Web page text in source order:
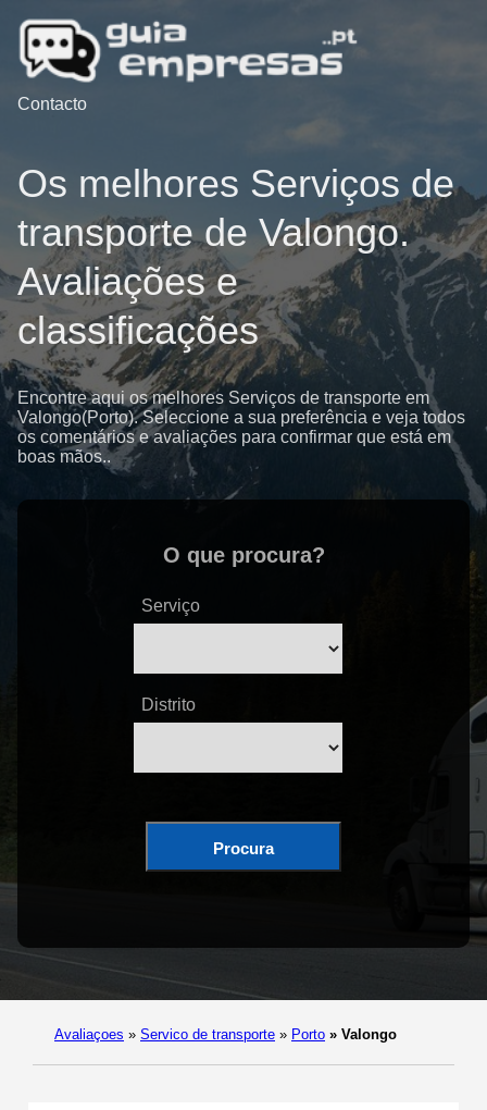
Contacto
Os melhores Serviços de
transporte de Valongo.
Avaliações e
classificações
Encontre aqui os melhores Serviços de transporte em
Valongo(Porto). Seleccione a sua preferência e veja todos
os comentários e avaliações para confirmar que está em
boas mãos..
O que procura?
Serviço
Distrito
Procura
Avaliaçoes » Servico de transporte » Porto » Valongo